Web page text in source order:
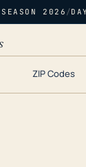
2026 /
ZIP Codes